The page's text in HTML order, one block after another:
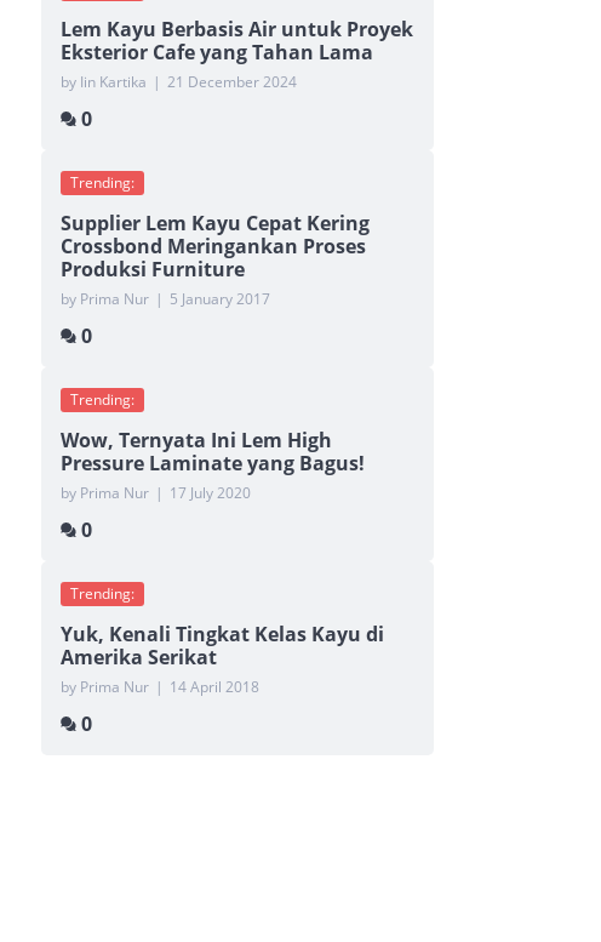
Lem Kayu Berbasis Air untuk Proyek
Eksterior Cafe yang Tahan Lama
by Iin Kartika | 21 December 2024
0
Trending:
Supplier Lem Kayu Cepat Kering
Crossbond Meringankan Proses
Produksi Furniture
by Prima Nur | 5 January 2017
0
Trending:
Wow, Ternyata Ini Lem High
Pressure Laminate yang Bagus!
by Prima Nur | 17 July 2020
0
Trending:
Yuk, Kenali Tingkat Kelas Kayu di
Amerika Serikat
by Prima Nur | 14 April 2018
0